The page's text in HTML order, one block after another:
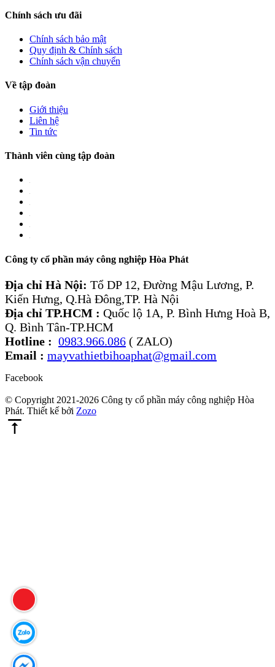
Chính sách ưu đãi
Chính sách bảo mật
Quy định & Chính sách
Chính sách vận chuyển
Về tập đoàn
Giới thiệu
Liên hệ
Tin tức
Thành viên cùng tập đoàn
Công ty cổ phần máy công nghiệp Hòa Phát
Địa chỉ Hà Nội: Tổ DP 12, Đường Mậu Lương, P.
Kiến Hưng, Q.Hà Đông,TP. Hà Nội
Địa chỉ TP.HCM : Quốc lộ 1A, P. Bình Hưng Hoà B,
Q. Bình Tân-TP.HCM
Hotline : 0983.966.086 ( ZALO)
Email : mayvathietbihoaphat@gmail.com
Facebook
© Copyright 2021-2026 Công ty cổ phần máy công nghiệp Hòa
Phát. Thiết kế bởi Zozo